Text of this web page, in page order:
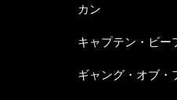
カン
キャプテン・ビー
ギャング・オブ・